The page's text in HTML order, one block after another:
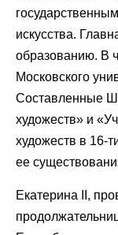
искусства.
образованию. В
Московского
Составленные
художеств» и
художеств в 16-
ее
Екатерина II,